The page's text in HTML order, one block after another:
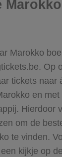
Marokko
Marokko
Op
tickets naar
en met
Hierdoor
om de
te vinden.
kijkje op de